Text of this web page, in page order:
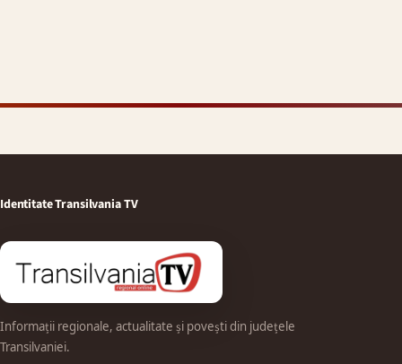
Identitate Transilvania TV
Informații regionale, actualitate și povești din județele
Transilvaniei.